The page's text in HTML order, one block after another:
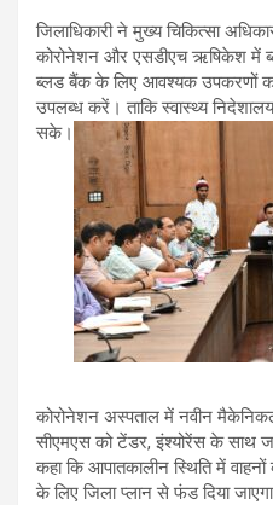
जिलाधिकारी ने मुख्य चिकित्सा
कोरोनेशन और एसडीएच ऋषिकेश में
ब्लड बैंक के लिए आवश्यक उपकरणों
उपलब्ध करें। ताकि स्वास्थ्य
सके।
कोरोनेशन अस्पताल में नवीन
सीएमएस को टेंडर, इंश्योरेंस के साथ
कहा कि आपातकालीन स्थिति में
के लिए जिला प्लान से फंड दिया